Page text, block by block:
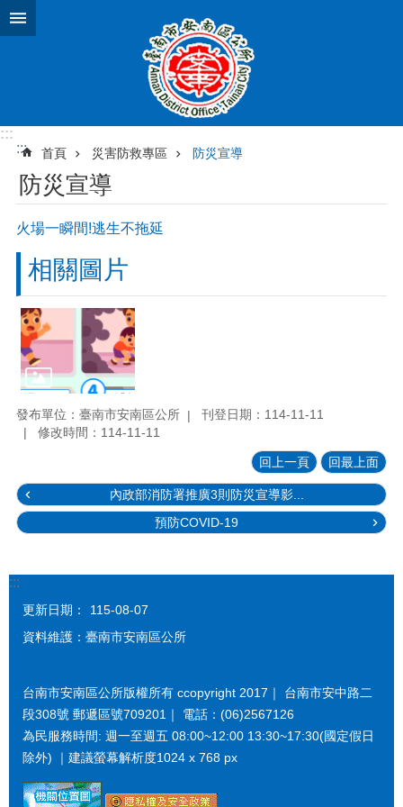
跳到主要內容區塊
:::
:::
首頁 災害防救專區 防災宣導
防災宣導
火場一瞬間!逃生不拖延
相關圖片
發布單位：臺南市安南區公所
刊登日期：114-11-11
修改時間：114-11-11
回上一頁 回最上面
內政部消防署推廣3則防災宣導影...
預防COVID-19
:::
更新日期：
115-08-07
資料維護：臺南市安南區公所
台南市安南區公所版權所有 ccopyright 2017｜ 台南市安中路二
段308號 郵遞區號709201｜ 電話：(06)2567126
為民服務時間: 週一至週五 08:00~12:00 13:30~17:30(國定假日
除外) ｜建議螢幕解析度1024 x 768 px